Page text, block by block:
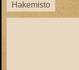
Hakemisto